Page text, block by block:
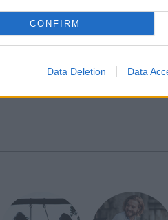
CONFIRM
Data Deletion Data
után nyomozhatnak
labirintus önismereti